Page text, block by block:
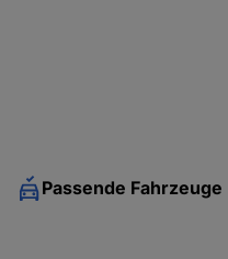
Passende Fahrzeuge